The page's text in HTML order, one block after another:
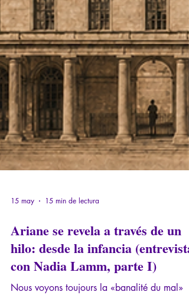
15 may 15 min de lectura
Ariane se revela a través de un
hilo: desde la infancia (entrevista